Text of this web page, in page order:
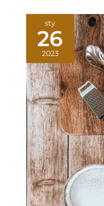
sty
26
2023